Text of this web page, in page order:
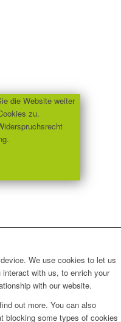
die Website weiter
zu.
We use cookies to let us
with us, to enrich your
with our website.
out more. You can also
blocking some types of cookies